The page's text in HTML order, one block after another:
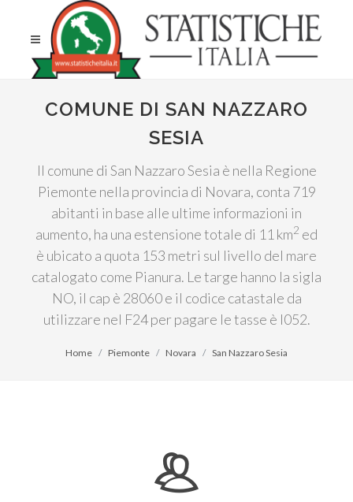
COMUNE DI SAN NAZZARO
SESIA
Il comune di San Nazzaro Sesia è nella Regione
Piemonte nella provincia di Novara, conta 719
abitanti in base alle ultime informazioni in
aumento, ha una estensione totale di 11 km2 ed
è ubicato a quota 153 metri sul livello del mare
catalogato come Pianura. Le targe hanno la sigla
NO, il cap è 28060 e il codice catastale da
utilizzare nel F24 per pagare le tasse è I052.
Home Piemonte Novara San Nazzaro Sesia